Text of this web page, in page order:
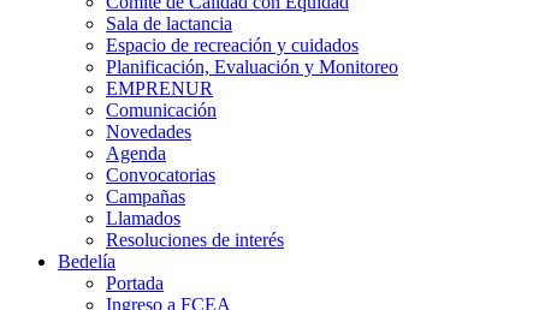
Sala de lactancia
Espacio de recreación y cuidados
Planificación, Evaluación y Monitoreo
EMPRENUR
Comunicación
Novedades
Agenda
Convocatorias
Campañas
Llamados
Resoluciones de interés
Bedelía
Portada
Ingreso a FCEA